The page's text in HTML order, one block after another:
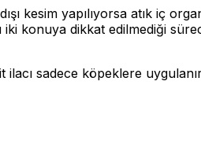
kesim yapılıyorsa atık iç
konuya dikkat edilmediği
sadece köpeklere